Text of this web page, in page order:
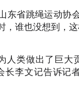
东省跳绳运动协
，谁也没想到，
人类做出了巨
长李文记告诉记